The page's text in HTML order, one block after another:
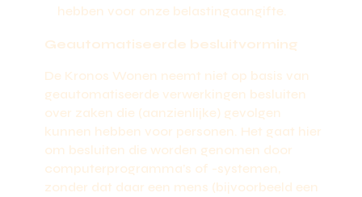
hebben voor onze belastingaangifte.
Geautomatiseerde besluitvorming
De Kronos Wonen neemt niet op basis van
geautomatiseerde verwerkingen besluiten
over zaken die (aanzienlijke) gevolgen
kunnen hebben voor personen. Het gaat hier
om besluiten die worden genomen door
computerprogramma’s of -systemen,
zonder dat daar een mens (bijvoorbeeld een